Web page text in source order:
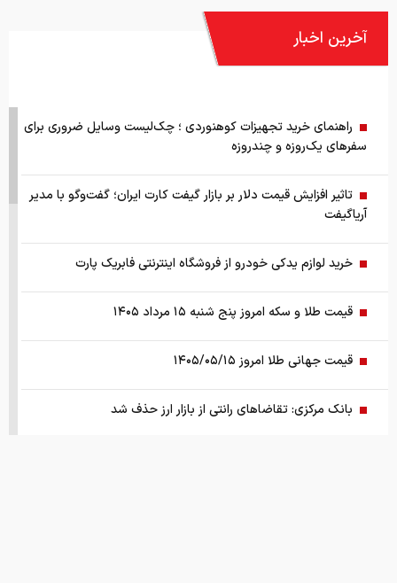
آخرین اخبار
راهنمای خرید تجهیزات کوهنوردی ؛ چک‌لیست وسایل ضروری برای
سفرهای یک‌روزه و چندروزه
تاثیر افزایش قیمت دلار بر بازار گیفت کارت ایران؛ گفت‌وگو با مدیر
آریاگیفت
خرید لوازم یدکی خودرو از فروشگاه اینترنتی فابریک پارت
قیمت طلا و سکه امروز پنج شنبه ۱۵ مرداد ۱۴۰۵
قیمت جهانی طلا امروز ۱۴۰۵/۰۵/۱۵
بانک مرکزی: تقاضا‌های رانتی از بازار ارز حذف شد